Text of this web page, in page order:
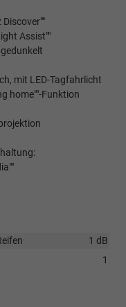
Assist""
mit LED-Tagfahrlicht
home""-Funktion
1 dB
1